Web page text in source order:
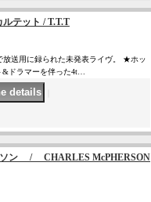
テット / T.T.T
放送用に録られた未発表ライヴ。 ★ホッ
&ドラマーを伴った4t…
ソン / CHARLES McPHERSON